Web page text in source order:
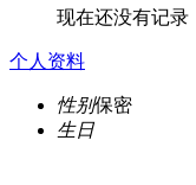
现在还没有记录
个人资料
性别保密
生日